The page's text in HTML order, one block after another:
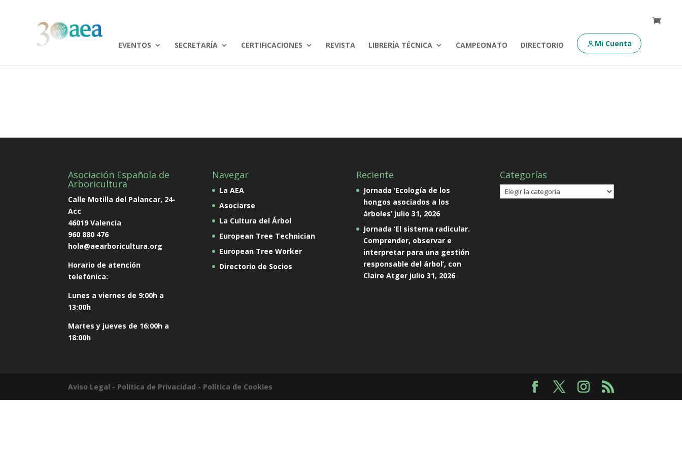
EVENTOS SECRETARÍA CERTIFICACIONES REVISTA LIBRERÍA TÉCNICA CAMPEONATO DIRECTORIO Mi Cuenta
Asociación Española de
Arboricultura
Calle Motilla del Palancar, 24-
Acc
46019 Valencia
960 880 476
hola@aearboricultura.org
Horario de atención
telefónica:
Lunes a viernes de 9:00h a
13:00h
Martes y jueves de 16:00h a
18:00h
Navegar
La AEA
Asociarse
La Cultura del Árbol
European Tree Technician
European Tree Worker
Directorio de Socios
Reciente
Jornada ‘Ecología de los
hongos asociados a los
árboles’ julio 31, 2026
Jornada ‘El sistema radicular.
Comprender, observar e
interpretar para una gestión
responsable del árbol’, con
Claire Atger julio 31, 2026
Categorías
Categorías
Aviso Legal - Política de Privacidad - Política de Cookies